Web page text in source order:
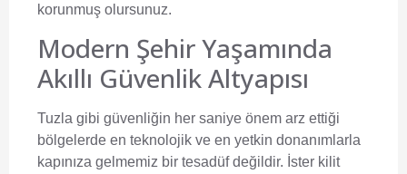
korunmuş olursunuz.
Modern Şehir Yaşamında
Akıllı Güvenlik Altyapısı
Tuzla gibi güvenliğin her saniye önem arz ettiği
bölgelerde en teknolojik ve en yetkin donanımlarla
kapınıza gelmemiz bir tesadüf değildir. İster kilit